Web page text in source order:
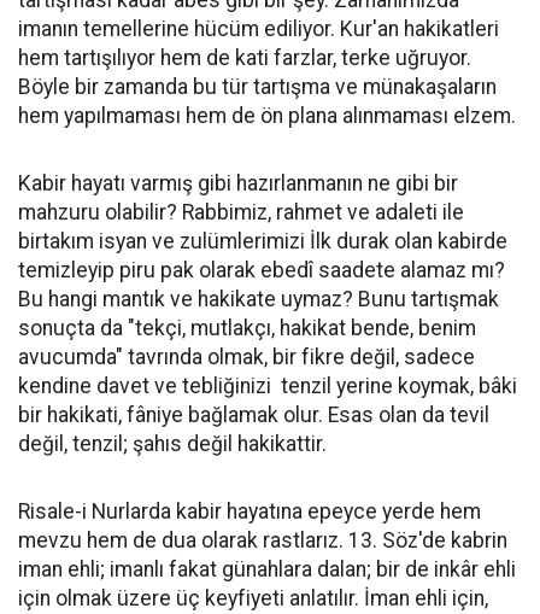
imanın temellerine hücüm ediliyor. Kur'an hakikatleri
hem tartışılıyor hem de kati farzlar, terke uğruyor.
Böyle bir zamanda bu tür tartışma ve münakaşaların
hem yapılmaması hem de ön plana alınmaması elzem.
Kabir hayatı varmış gibi hazırlanmanın ne gibi bir
mahzuru olabilir? Rabbimiz, rahmet ve adaleti ile
birtakım isyan ve zulümlerimizi İlk durak olan kabirde
temizleyip piru pak olarak ebedî saadete alamaz mı?
Bu hangi mantık ve hakikate uymaz? Bunu tartışmak
sonuçta da "tekçi, mutlakçı, hakikat bende, benim
avucumda" tavrında olmak, bir fikre değil, sadece
kendine davet ve tebliğinizi tenzil yerine koymak, bâki
bir hakikati, fâniye bağlamak olur. Esas olan da tevil
değil, tenzil; şahıs değil hakikattir.
Risale-i Nurlarda kabir hayatına epeyce yerde hem
mevzu hem de dua olarak rastlarız. 13. Söz'de kabrin
iman ehli; imanlı fakat günahlara dalan; bir de inkâr ehli
için olmak üzere üç keyfiyeti anlatılır. İman ehli için,